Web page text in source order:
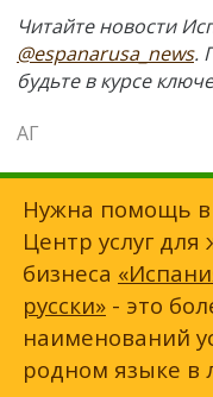
Читайте новости
@espanarusa_news.
будьте в курсе
АГ
Нужна помощь
Центр услуг для
бизнеса
русски» - это
наименований
родном языке в